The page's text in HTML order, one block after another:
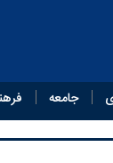
جامعه